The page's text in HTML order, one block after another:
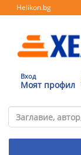
Helikon.bg
Вход
Моят профил